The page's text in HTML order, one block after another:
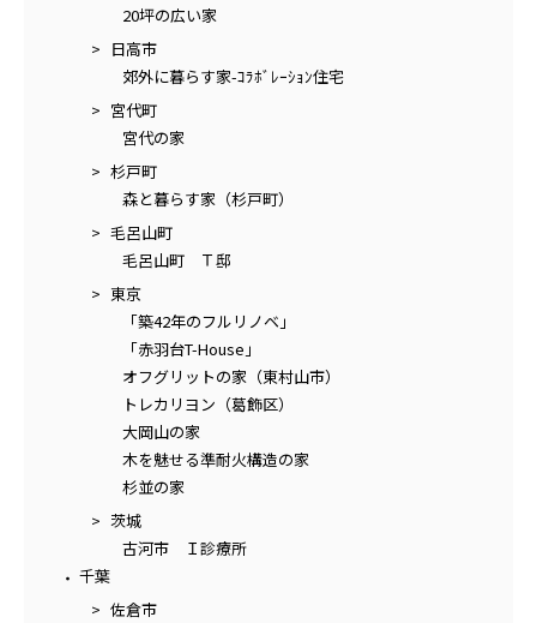
20坪の広い家
日高市
郊外に暮らす家-ｺﾗﾎﾞﾚｰｼｮﾝ住宅
宮代町
宮代の家
杉戸町
森と暮らす家（杉戸町）
毛呂山町
毛呂山町 Ｔ邸
東京
「築42年のフルリノベ」
「赤羽台T-House」
オフグリットの家（東村山市）
トレカリヨン（葛飾区）
大岡山の家
木を魅せる準耐火構造の家
杉並の家
茨城
古河市 Ｉ診療所
千葉
佐倉市